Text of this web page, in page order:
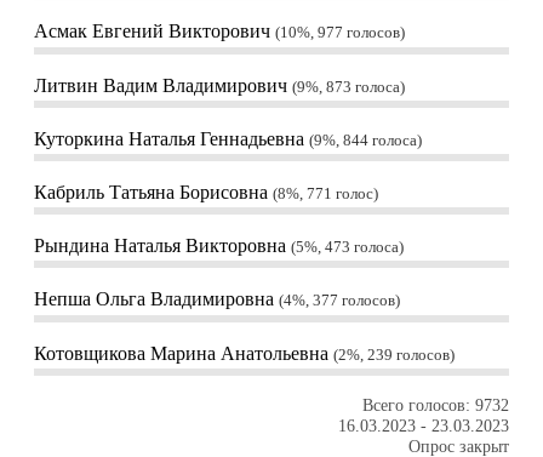
Асмак Евгений Викторович 10%, 977 голосов
Литвин Вадим Владимирович 9%, 873 голоса
Куторкина Наталья Геннадьевна 9%, 844 голоса
Кабриль Татьяна Борисовна 8%, 771 голос
Рындина Наталья Викторовна 5%, 473 голоса
Непша Ольга Владимировна 4%, 377 голосов
Котовщикова Марина Анатольевна 2%, 239 голосов
Всего голосов: 9732
16.03.2023 - 23.03.2023
Опрос закрыт